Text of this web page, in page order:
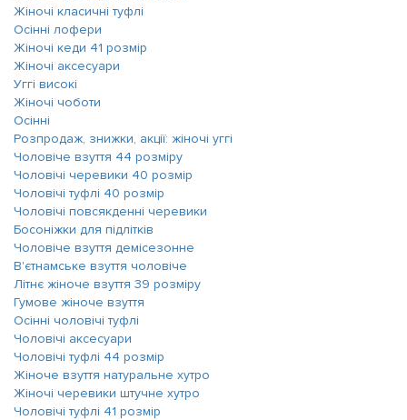
Жіночі класичні туфлі
Осінні лофери
Жіночі кеди 41 розмір
Жіночі аксесуари
Уггі високі
Жіночі чоботи
Осінні
Розпродаж, знижки, акції: жіночі уггі
Чоловіче взуття 44 розміру
Чоловічі черевики 40 розмір
Чоловічі туфлі 40 розмір
Чоловічі повсякденні черевики
Босоніжки для підлітків
Чоловіче взуття демісезонне
В'єтнамське взуття чоловіче
Літнє жіноче взуття 39 розміру
Гумове жіноче взуття
Осінні чоловічі туфлі
Чоловічі аксесуари
Чоловічі туфлі 44 розмір
Жіноче взуття натуральне хутро
Жіночі черевики штучне хутро
Чоловічі туфлі 41 розмір